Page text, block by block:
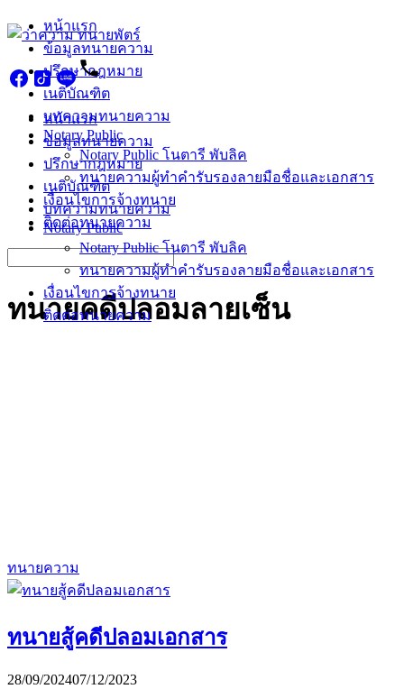
Skip
to
content
หน้าแรก
ข้อมูลทนายความ
ปรึกษากฎหมาย
เนติบัณฑิต
บทความทนายความ
Notary Public
Notary Public โนตารี พับลิค
ทนายความผู้ทำคำรับรองลายมือชื่อและเอกสาร
เงื่อนไขการจ้างทนาย
ติดต่อทนายความ
หน้าแรก
ข้อมูลทนายความ
ปรึกษากฎหมาย
เนติบัณฑิต
บทความทนายความ
Notary Public
Notary Public โนตารี พับลิค
ทนายความผู้ทำคำรับรองลายมือชื่อและเอกสาร
เงื่อนไขการจ้างทนาย
ติดต่อทนายความ
for:
ทนายคดีปลอมลายเซ็น
ทนายความ
ทนายสู้คดีปลอมเอกสาร
28/09/202407/12/2023